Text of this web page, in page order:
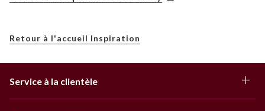
Retour à l'accueil Inspiration
Service à la clientèle